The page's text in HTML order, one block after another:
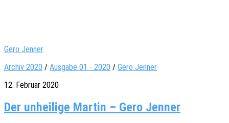
Gero Jenner
Archiv 2020 / Ausgabe 01 - 2020 / Gero Jenner
12. Februar 2020
Der unheilige Martin – Gero Jenner